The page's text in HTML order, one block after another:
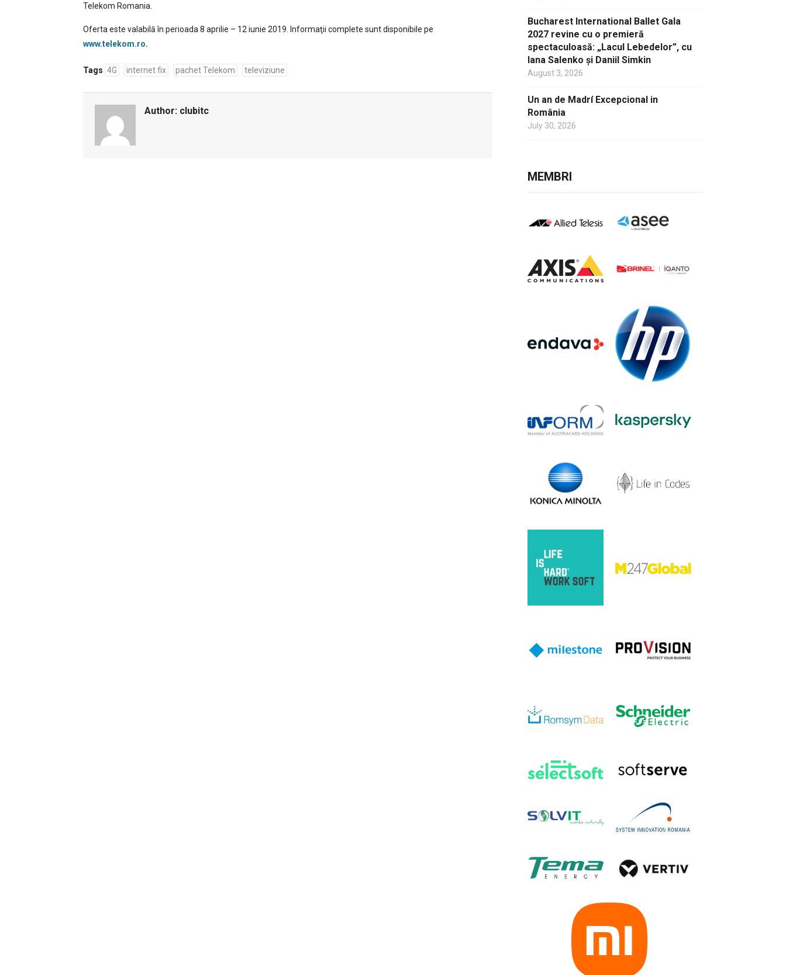
Telekom Romania.
Oferta este valabilă în perioada 8 aprilie – 12 iunie 2019. Informaţii complete sunt disponibile pe
www.telekom.ro.
Tags 4G internet fix pachet Telekom televiziune
Author: clubitc
Bucharest International Ballet Gala
2027 revine cu o premieră
spectaculoasă: „Lacul Lebedelor”, cu
Iana Salenko și Daniil Simkin
August 3, 2026
Un an de Madrí Excepcional in
România
July 30, 2026
MEMBRI